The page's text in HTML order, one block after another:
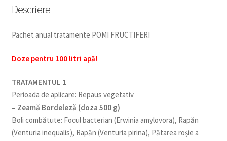
Descriere
Pachet anual tratamente POMI FRUCTIFERI
Doze pentru 100 litri apă!
TRATAMENTUL 1
Perioada de aplicare: Repaus vegetativ
– Zeamă Bordeleză (doza 500 g)
Boli combătute: Focul bacterian (Erwinia amylovora), Rapăn
(Venturia inequalis), Rapăn (Venturia pirina), Pătarea roșie a